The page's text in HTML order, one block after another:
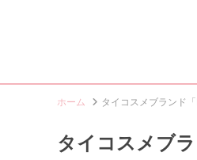
ホーム タイコスメブランド
タイコスメブ